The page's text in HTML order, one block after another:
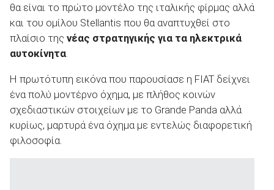
θα είναι το πρώτο μοντέλο της ιταλικής φίρμας αλλά
και του ομίλου Stellantis που θα αναπτυχθεί στο
πλαίσιο της νέας στρατηγικής για τα ηλεκτρικά
αυτοκίνητα
Η πρωτότυπη εικόνα που παρουσίασε η FIAT δείχνει
ένα πολύ μοντέρνο όχημα, με πλήθος κοινών
σχεδιαστικών στοιχείων με το Grande Panda αλλά
κυρίως, μαρτυρά ένα όχημα με εντελώς διαφορετική
φιλοσοφία.